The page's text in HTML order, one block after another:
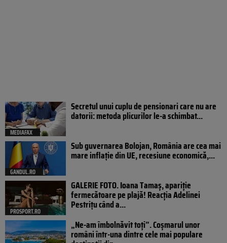
MEDIAFAX
Secretul unui cuplu de pensionari care nu are
datorii: metoda plicurilor le-a schimbat...
GANDUL.RO
Sub guvernarea Bolojan, România are cea mai
mare inflație din UE, recesiune economică,...
PROSPORT.RO
GALERIE FOTO. Ioana Tamaş, apariție
fermecătoare pe plajă! Reacția Adelinei
Pestrițu când a...
„Ne-am îmbolnăvit toți”. Coșmarul unor
români într-una dintre cele mai populare